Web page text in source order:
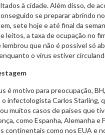
à cidade. Além disso, de
se preparar abrindo
sete hoje e até final da
leitos, a taxa de ocupação no
lembrou que não é possível só
o vírus estiver
é motivo para preocupação,
infectologista Carlos Starling,
muitos casos de países que
como Espanha, Alemanha e
continentais como nos EUA e